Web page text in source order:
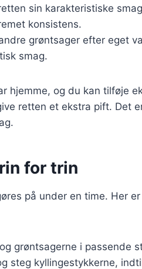
sin karakteristiske
konsistens.
grøntsager efter eget
smag.
hjemme, og du kan tilføje
retten et ekstra pift. Det
for trin
på under en time. Her er
grøntsagerne i passende
steg kyllingestykkerne,